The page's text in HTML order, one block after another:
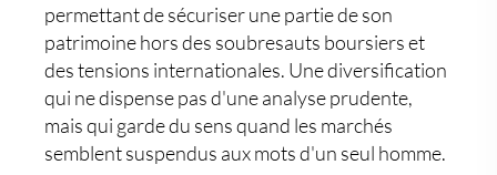
permettant de sécuriser une partie de son
patrimoine hors des soubresauts boursiers et
des tensions internationales. Une diversification
qui ne dispense pas d'une analyse prudente,
mais qui garde du sens quand les marchés
semblent suspendus aux mots d'un seul homme.